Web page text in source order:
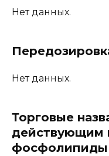
Нет данных.
Нет данных.
Торговые
действующим
фосфолипиды